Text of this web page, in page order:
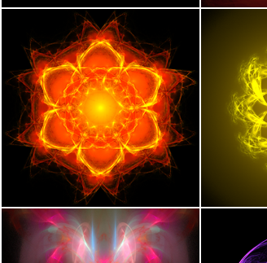
d’apporter une symbolique à cette
Les couleurs arc-en-ciel de
Ainsi, la terre, le feu, l’eau et l’air
et à l’état céleste. Le
de l’artiste, déclinable sous la forme